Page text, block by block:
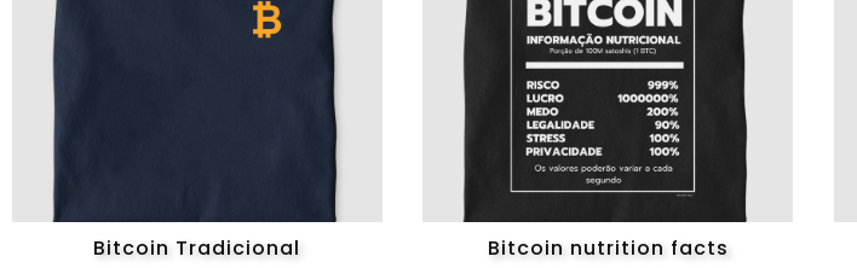
Bitcoin Tradicional Bitcoin nutrition facts